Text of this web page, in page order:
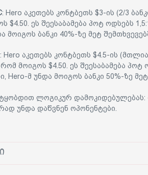
: Hero აკეთებს კონტბეთს $3-ის (2/3
$4.50. ეს შეესაბამება პოტ ოდსებს
მოიგოს ბანკი 40%-ზე მეტ
: Hero აკეთებს კონტბეთს $4.5-ის
მოიგოს $4.50. ეს შეესაბამება
Hero-მ უნდა მოიგოს ბანკი 50%-ზე
ლოგიკურ
უნდა დაწვნენ ოპონენტები.